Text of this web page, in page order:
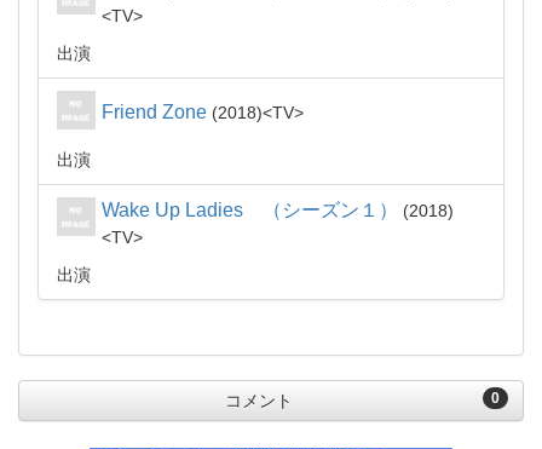
TV
出演
Friend Zone 2018 TV
出演
Wake Up Ladies （シーズン１）
2018
TV
出演
0
コメント